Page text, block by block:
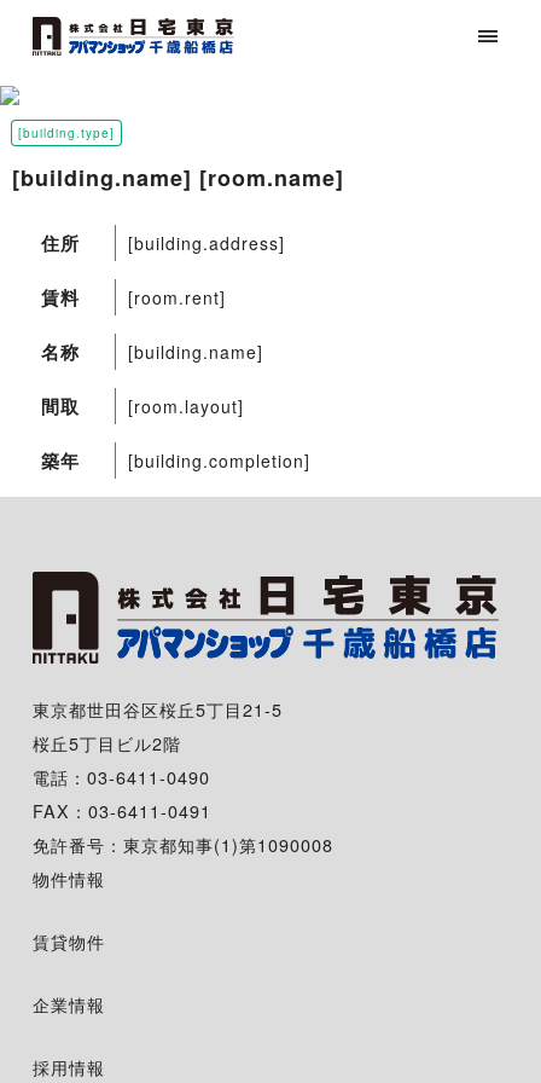
[building.type]
[building.name] [room.name]
住所 [building.address]
賃料 [room.rent]
名称 [building.name]
間取 [room.layout]
築年 [building.completion]
東京都世田谷区桜丘5丁目21-5
桜丘5丁目ビル2階
電話：03-6411-0490
FAX：03-6411-0491
免許番号：東京都知事(1)第1090008
物件情報
賃貸物件
企業情報
採用情報